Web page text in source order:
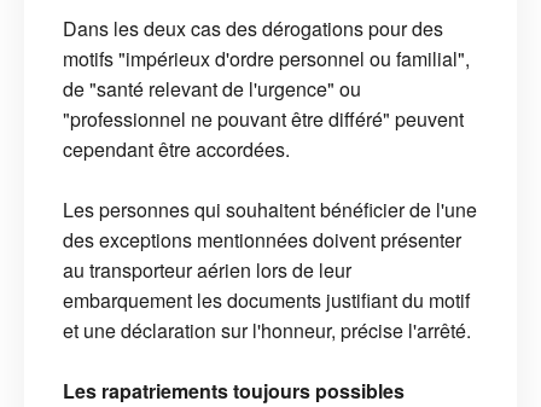
Dans les deux cas des dérogations pour des
motifs "impérieux d'ordre personnel ou familial",
de "santé relevant de l'urgence" ou
"professionnel ne pouvant être différé" peuvent
cependant être accordées.
Les personnes qui souhaitent bénéficier de l'une
des exceptions mentionnées doivent présenter
au transporteur aérien lors de leur
embarquement les documents justifiant du motif
et une déclaration sur l'honneur, précise l'arrêté.
Les rapatriements toujours possibles